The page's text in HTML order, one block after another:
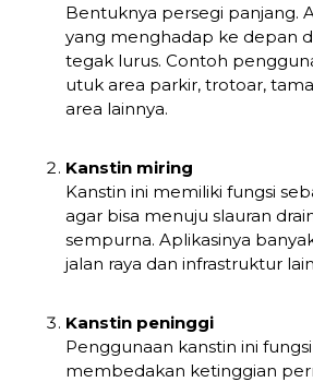
Bentuknya persegi panjang.
yang menghadap ke depan
tegak lurus. Contoh
utuk area parkir, trotoar,
area lainnya.
Kanstin miring
Kanstin ini memiliki fungsi
agar bisa menuju slauran
sempurna. Aplikasinya
jalan raya dan infrastruktur
Kanstin peninggi
Penggunaan kanstin ini
membedakan ketinggian